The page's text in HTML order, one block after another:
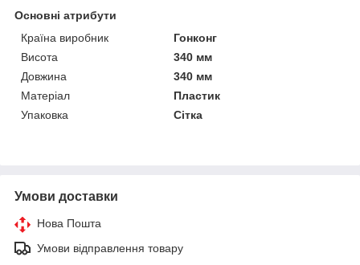
Основні атрибути
Країна виробник
Гонконг
Висота
340 мм
Довжина
340 мм
Матеріал
Пластик
Упаковка
Сітка
Умови доставки
Нова Пошта
Умови відправлення товару